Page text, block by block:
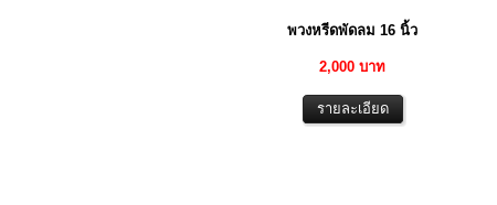
พวงหรีดพัดลม 16 นิ้ว
2,000 บาท